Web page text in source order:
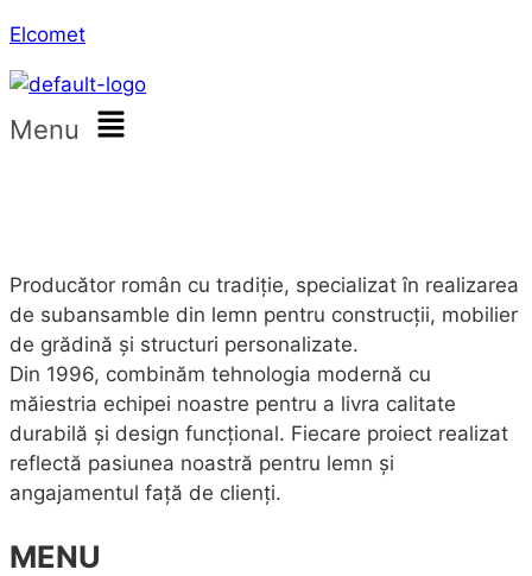
Elcomet
Menu
Producător român cu tradiție, specializat în realizarea
de subansamble din lemn pentru construcții, mobilier
de grădină și structuri personalizate.
Din 1996, combinăm tehnologia modernă cu
măiestria echipei noastre pentru a livra calitate
durabilă și design funcțional. Fiecare proiect realizat
reflectă pasiunea noastră pentru lemn și
angajamentul față de clienți.
MENU